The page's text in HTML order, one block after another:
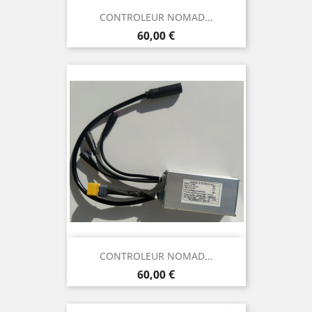
CONTROLEUR NOMAD...
Prix
60,00 €
CONTROLEUR NOMAD...
Prix
60,00 €